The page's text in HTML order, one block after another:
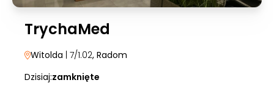
TrychaMed
Witolda | 7/1.02, Radom
Dzisiaj:zamknięte